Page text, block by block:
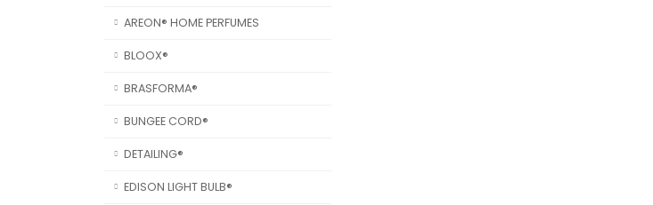
AREON® HOME PERFUMES
BLOOX®
BRASFORMA®
BUNGEE CORD®
DETAILING®
EDISON LIGHT BULB®